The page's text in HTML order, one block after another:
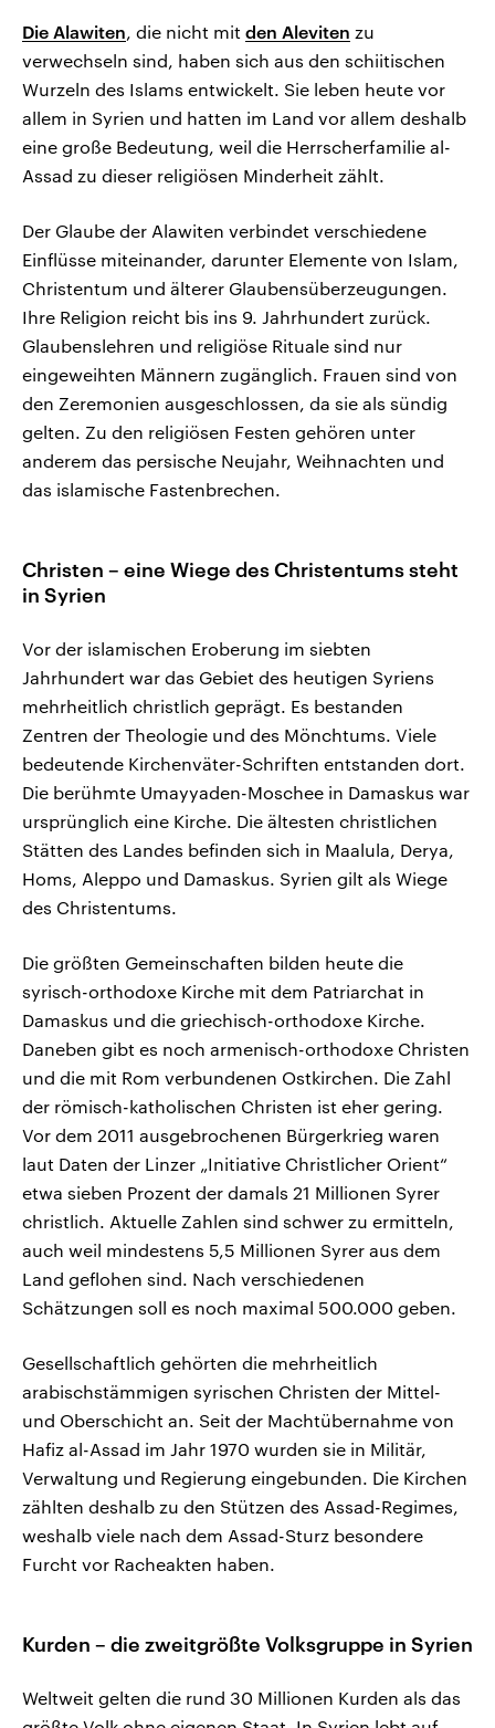
Die Alawiten, die nicht mit den Aleviten zu
verwechseln sind, haben sich aus den schiitischen
Wurzeln des Islams entwickelt. Sie leben heute vor
allem in Syrien und hatten im Land vor allem deshalb
eine große Bedeutung, weil die Herrscherfamilie al-
Assad zu dieser religiösen Minderheit zählt.
Der Glaube der Alawiten verbindet verschiedene
Einflüsse miteinander, darunter Elemente von Islam,
Christentum und älterer Glaubensüberzeugungen.
Ihre Religion reicht bis ins 9. Jahrhundert zurück.
Glaubenslehren und religiöse Rituale sind nur
eingeweihten Männern zugänglich. Frauen sind von
den Zeremonien ausgeschlossen, da sie als sündig
gelten. Zu den religiösen Festen gehören unter
anderem das persische Neujahr, Weihnachten und
das islamische Fastenbrechen.
Christen – eine Wiege des Christentums steht
in Syrien
Vor der islamischen Eroberung im siebten
Jahrhundert war das Gebiet des heutigen Syriens
mehrheitlich christlich geprägt. Es bestanden
Zentren der Theologie und des Mönchtums. Viele
bedeutende Kirchenväter-Schriften entstanden dort.
Die berühmte Umayyaden-Moschee in Damaskus war
ursprünglich eine Kirche. Die ältesten christlichen
Stätten des Landes befinden sich in Maalula, Derya,
Homs, Aleppo und Damaskus. Syrien gilt als Wiege
des Christentums.
Die größten Gemeinschaften bilden heute die
syrisch-orthodoxe Kirche mit dem Patriarchat in
Damaskus und die griechisch-orthodoxe Kirche.
Daneben gibt es noch armenisch-orthodoxe Christen
und die mit Rom verbundenen Ostkirchen. Die Zahl
der römisch-katholischen Christen ist eher gering.
Vor dem 2011 ausgebrochenen Bürgerkrieg waren
laut Daten der Linzer „Initiative Christlicher Orient“
etwa sieben Prozent der damals 21 Millionen Syrer
christlich. Aktuelle Zahlen sind schwer zu ermitteln,
auch weil mindestens 5,5 Millionen Syrer aus dem
Land geflohen sind. Nach verschiedenen
Schätzungen soll es noch maximal 500.000 geben.
Gesellschaftlich gehörten die mehrheitlich
arabischstämmigen syrischen Christen der Mittel-
und Oberschicht an. Seit der Machtübernahme von
Hafiz al-Assad im Jahr 1970 wurden sie in Militär,
Verwaltung und Regierung eingebunden. Die Kirchen
zählten deshalb zu den Stützen des Assad-Regimes,
weshalb viele nach dem Assad-Sturz besondere
Furcht vor Racheakten haben.
Kurden – die zweitgrößte Volksgruppe in Syrien
Weltweit gelten die rund 30 Millionen Kurden als das